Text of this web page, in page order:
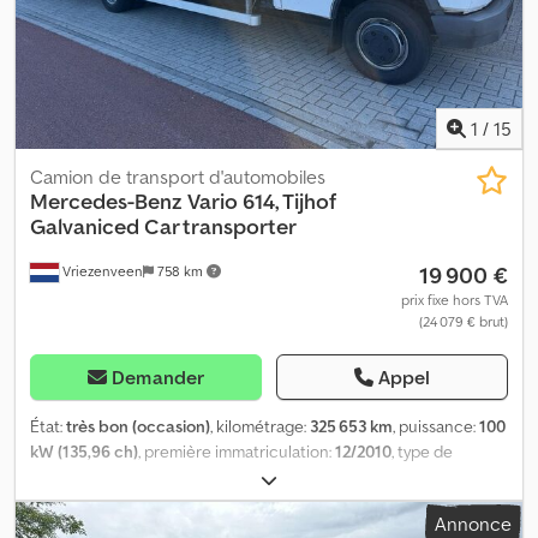
chargement: 110 cm Superstructure extensible: Oui Condition
État technique: très bon État optique: très bon Informations
financières Prix: Sur demande
1 / 15
Vriezenveen 758 km
Camion de transport d'automobiles
Mercedes-Benz Vario 614, Tijhof
Galvaniced Car transporter
19 900 €
prix fixe hors TVA
(24 079 € brut)
Demander Appel
État:très bon (occasion), kilométrage: 325 653 km, puissance:100
kW (135,96 ch), première immatriculation:12/2010, type de
, dimension des pneus:
d'essieux:4x2, empattement:4 250 mm, carburant:diesel,
capacité du réservoir de carburant:
, couleur: blanc , cabine
Annonce